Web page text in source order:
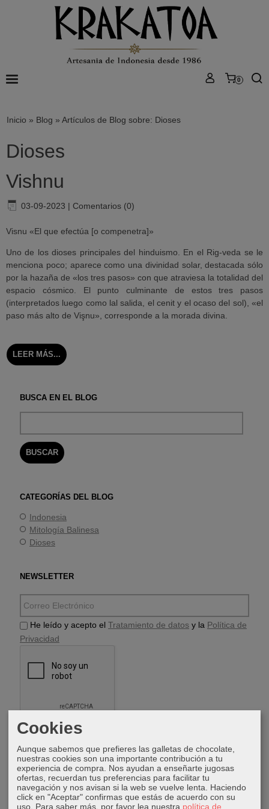
0
BUSCA EN EL BLOG
CATEGORÍAS DEL BLOG
Indonesia
Mitología Balinesa
Dioses
NEWSLETTER
He leído y acepto el Tratamiento de datos y la Política de
Privacidad
ÚLTIMOS POSTS
Vishnu
Inicio » Blog » Artículos de Blog sobre: Dioses
Dioses
Vishnu
03-09-2023 | Comentarios (0)
Visnu «El que efectúa [o compenetra]»
Uno de los dioses principales del hinduismo. En el Rig-veda se le
menciona poco; aparece como una divinidad solar, destacada sólo
por la hazaña de «los tres pasos» con que atraviesa la totalidad del
espacio cósmico. El punto culminante de estos tres pasos
(interpretados luego como lal salida, el cenit y el ocaso del sol), «el
paso más alto de Vişnu», corresponde a la morada divina.
LEER MÁS...
Cookies
Aunque sabemos que prefieres las galletas de chocolate,
nuestras cookies son una importante contribución a tu
experiencia de compra. Nos ayudan a enseñarte jugosas
ofertas, recuerdan tus preferencias para facilitar tu
navegación y nos avisan si la web se vuelve lenta. Haciendo
click en "Aceptar" confirmas que estás de acuerdo con su
uso. Para saber más, por favor lea nuestra política de